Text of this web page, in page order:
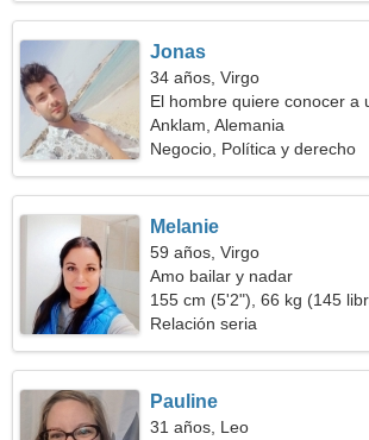
Jonas
34 años, Virgo
El hombre quiere conocer a
Anklam, Alemania
Negocio, Política y derecho
Melanie
59 años, Virgo
Amo bailar y nadar
155 cm (5'2"), 66 kg (145
Relación seria
Pauline
31 años, Leo